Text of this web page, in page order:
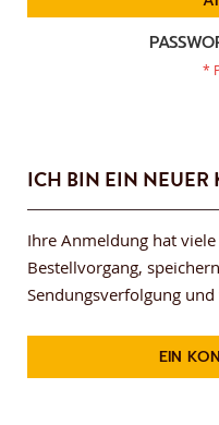
ICH BIN EIN NEUER
Ihre Anmeldung hat
Bestellvorgang,
Sendungsverfolgung
EIN